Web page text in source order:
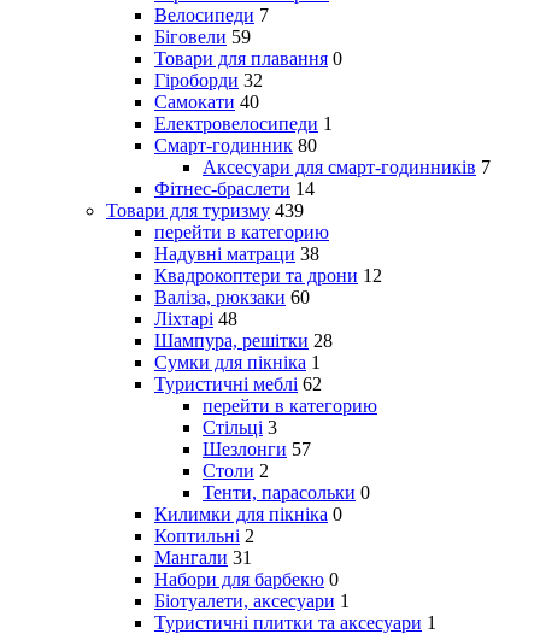
Велосипеди 7
Біговели 59
Товари для плавання 0
Гіроборди 32
Самокати 40
Електровелосипеди 1
Смарт-годинник 80
Аксесуари для смарт-годинників 7
Фітнес-браслети 14
Товари для туризму 439
перейти в категорию
Надувні матраци 38
Квадрокоптери та дрони 12
Валіза, рюкзаки 60
Ліхтарі 48
Шампура, решітки 28
Сумки для пікніка 1
Туристичні меблі 62
перейти в категорию
Стільці 3
Шезлонги 57
Столи 2
Тенти, парасольки 0
Килимки для пікніка 0
Коптильні 2
Мангали 31
Набори для барбекю 0
Біотуалети, аксесуари 1
Туристичні плитки та аксесуари 1